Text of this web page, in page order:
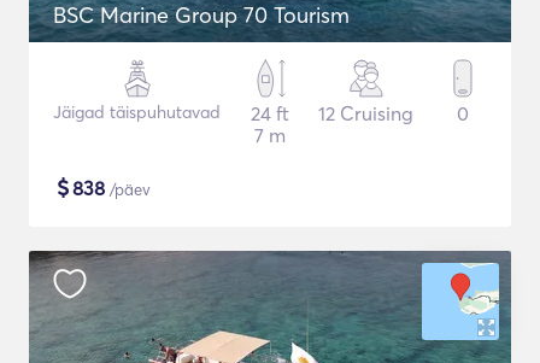
BSC Marine Group 70 Tourism
Jäigad täispuhutavad
24 ft
7 m
12 Cruising 0
$838 /päev